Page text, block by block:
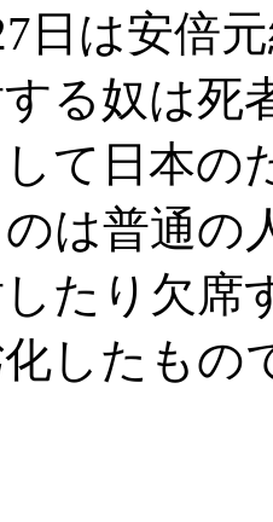
日は安倍
る奴は死
て日本の
は普通の
たり欠席
化したも